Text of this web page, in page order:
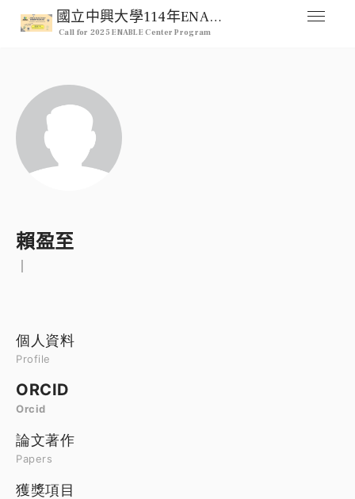
國立中興大學114年ENABLE Center 跨領域整合型研究計畫徵求公告
Call for 2025 ENABLE Center Program
人才列表
Professional
註冊
登入
Login
賴盈至
｜
個人資料
Profile
ORCID
Orcid
論文著作
Papers
獲獎項目